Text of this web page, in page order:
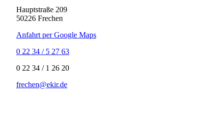
Hauptstraße 209
50226 Frechen
Anfahrt per Google Maps
0 22 34 / 5 27 63
‍0 22 34 / ‍1 26 20
frechen@ekir.de